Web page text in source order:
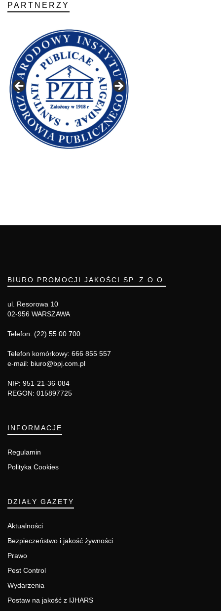
PARTNERZY
BIURO PROMOCJI JAKOŚCI SP. Z O.O.
ul. Resorowa 10
02-956 WARSZAWA
Telefon: (22) 55 00 700
Telefon komórkowy: 666 855 557
e-mail: biuro@bpj.com.pl
NIP: 951-21-36-084
REGON: 015897725
INFORMACJE
Regulamin
Polityka Cookies
DZIAŁY GAZETY
Aktualności
Bezpieczeństwo i jakość żywności
Prawo
Pest Control
Wydarzenia
Postaw na jakość z IJHARS